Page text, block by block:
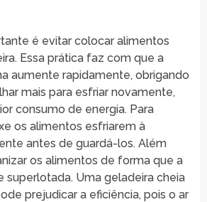
é evitar colocar alimentos
Essa prática faz com que a
aumente rapidamente, obrigando
mais para esfriar novamente,
consumo de energia. Para
os alimentos esfriarem à
antes de guardá-los. Além
os alimentos de forma que a
superlotada. Uma geladeira cheia
prejudicar a eficiência, pois o ar